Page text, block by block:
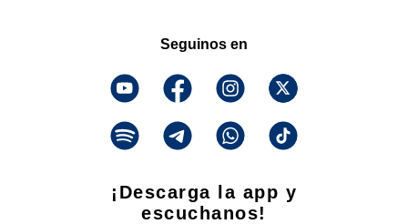
Seguinos en
¡Descarga la app y
escuchanos!